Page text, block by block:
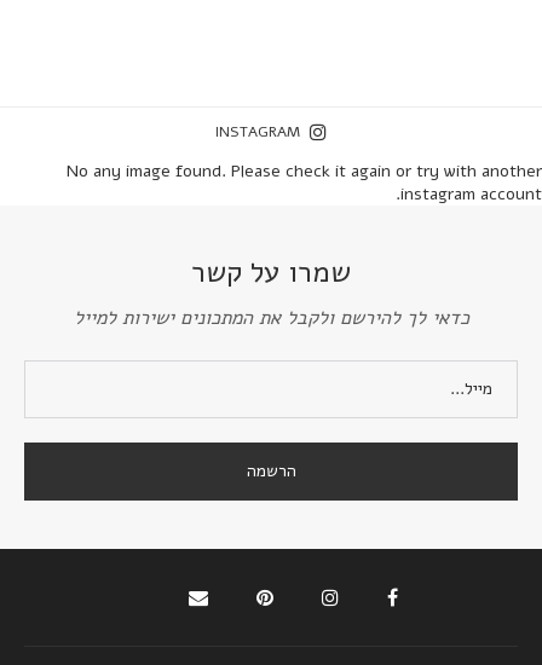
INSTAGRAM
No any image found. Please check it again or try with another
instagram account.
שמרו על קשר
כדאי לך להירשם ולקבל את המתכונים ישירות למייל